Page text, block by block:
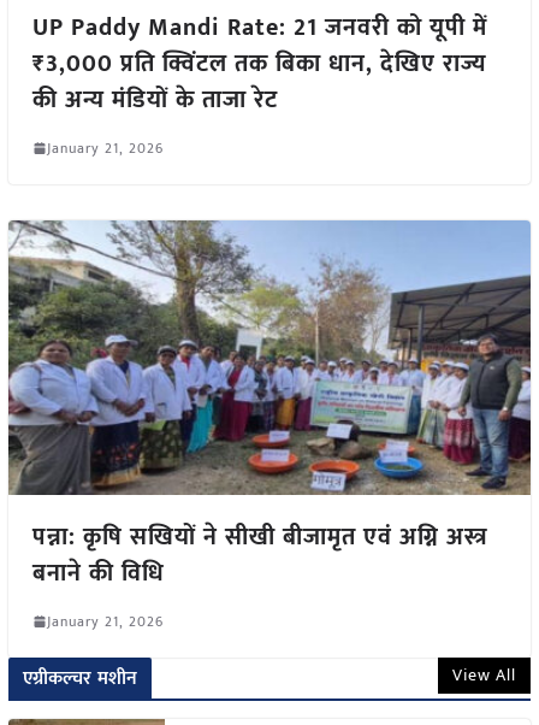
UP Paddy Mandi Rate: 21 जनवरी को यूपी में
₹3,000 प्रति क्विंटल तक बिका धान, देखिए राज्य
की अन्य मंडियों के ताजा रेट
January 21, 2026
पन्ना: कृषि सखियों ने सीखी बीजामृत एवं अग्नि अस्त्र
बनाने की विधि
January 21, 2026
एग्रीकल्चर मशीन View All